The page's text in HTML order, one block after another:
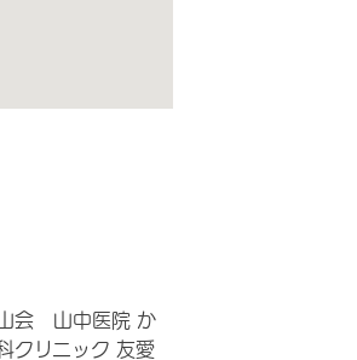
会 山中医院 か
クリニック 友愛